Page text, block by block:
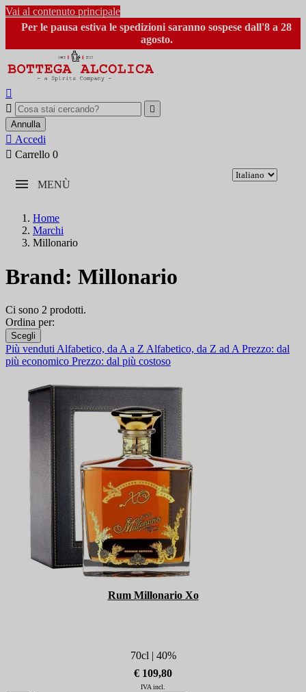
Vai al contenuto principale
Per le pausa estiva le spedizioni saranno sospese dall'8 a 28
agosto.



Annulla
 Accedi
 Carrello 0
MENÙ
Home
Marchi
Millonario
Brand: Millonario
Ci sono 2 prodotti.
Ordina per:
Scegli
Più venduti Alfabetico, da A a Z Alfabetico, da Z ad A Prezzo: dal
più economico Prezzo: dal più costoso
Rum Millonario Xo
70cl | 40%
€ 109,80
IVA incl.